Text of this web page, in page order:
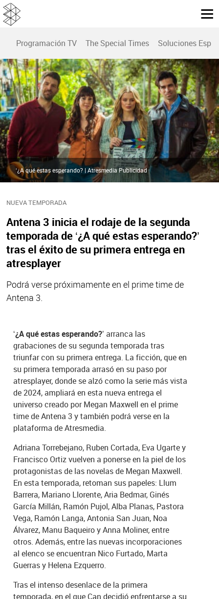
Programación TV The Special Times Soluciones
NUEVA TEMPORADA
Antena 3 inicia el rodaje de la segunda
temporada de ‘¿A qué estas esperando?’
tras el éxito de su primera entrega en
atresplayer
Podrá verse próximamente en el prime time de
Antena 3.
‘¿A qué estas esperando? | Atresmedia Publicidad
‘¿A qué estas esperando?’ arranca las
grabaciones de su segunda temporada tras
triunfar con su primera entrega. La ficción, que en
su primera temporada arrasó en su paso por
atresplayer, donde se alzó como la serie más vista
de 2024, ampliará en esta nueva entrega el
universo creado por Megan Maxwell en el prime
time de Antena 3 y también podrá verse en la
plataforma de Atresmedia.
Adriana Torrebejano, Ruben Cortada, Eva Ugarte y
Francisco Ortiz vuelven a ponerse en la piel de los
protagonistas de las novelas de Megan Maxwell.
En esta temporada, retoman sus papeles: Llum
Barrera, Mariano Llorente, Aria Bedmar, Ginés
García Millán, Ramón Pujol, Alba Planas, Pastora
Vega, Ramón Langa, Antonia San Juan, Noa
Álvarez, Manu Baqueiro y Anna Moliner, entre
otros. Además, entre las nuevas incorporaciones
al elenco se encuentran Nico Furtado, Marta
Guerras y Helena Ezquerro.
Tras el intenso desenlace de la primera
temporada, en el que Can decidió enfrentarse a su